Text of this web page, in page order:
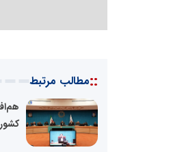
::مطالب مرتبط